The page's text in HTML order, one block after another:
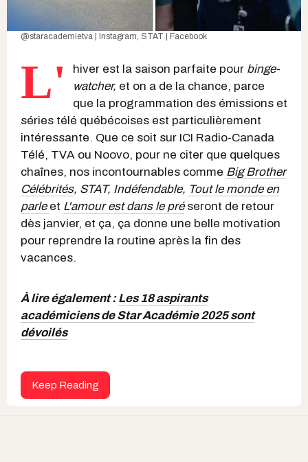
@staracademietva | Instagram STAT | Facebook
L' hiver est la saison parfaite pour binge-
watcher, et on a de la chance, parce
que la programmation des émissions et
séries télé québécoises est particulièrement
intéressante. Que ce soit sur ICI Radio-Canada
Télé, TVA ou Noovo, pour ne citer que quelques
chaînes, nos incontournables comme Big Brother
Célébrités, STAT, Indéfendable, Tout le monde en
parle et L'amour est dans le préseront de retour
dès janvier, et ça, ça donne une belle motivation
pour reprendre la routine après la fin des
vacances.
À lire également :Les 18 aspirants
académiciens de Star Académie 2025 sont
dévoilés
Keep Reading